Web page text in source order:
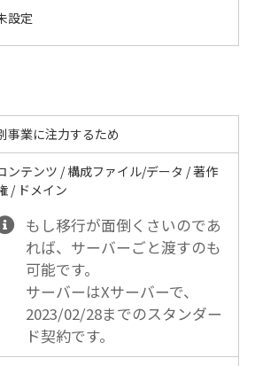
設定
事業に注力するため
ンテンツ / 構成ファイル/データ / 著作
/ ドメイン
もし移行が面倒くさいのであ
れば、サーバーごと渡すのも
可能です。
サーバーはXサーバーで、
2023/02/28までのスタンダー
ド契約です。